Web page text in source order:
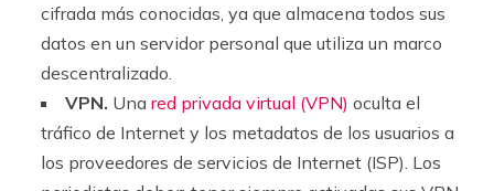
cifrada más conocidas, ya que almacena todos sus
datos en un servidor personal que utiliza un marco
descentralizado.
VPN. Una red privada virtual (VPN) oculta el
tráfico de Internet y los metadatos de los usuarios a
los proveedores de servicios de Internet (ISP). Los